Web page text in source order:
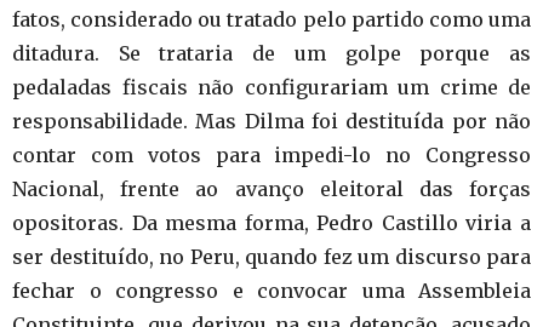
fatos, considerado ou tratado pelo partido como uma
ditadura. Se trataria de um golpe porque as
pedaladas fiscais não configurariam um crime de
responsabilidade. Mas Dilma foi destituída por não
contar com votos para impedi-lo no Congresso
Nacional, frente ao avanço eleitoral das forças
opositoras. Da mesma forma, Pedro Castillo viria a
ser destituído, no Peru, quando fez um discurso para
fechar o congresso e convocar uma Assembleia